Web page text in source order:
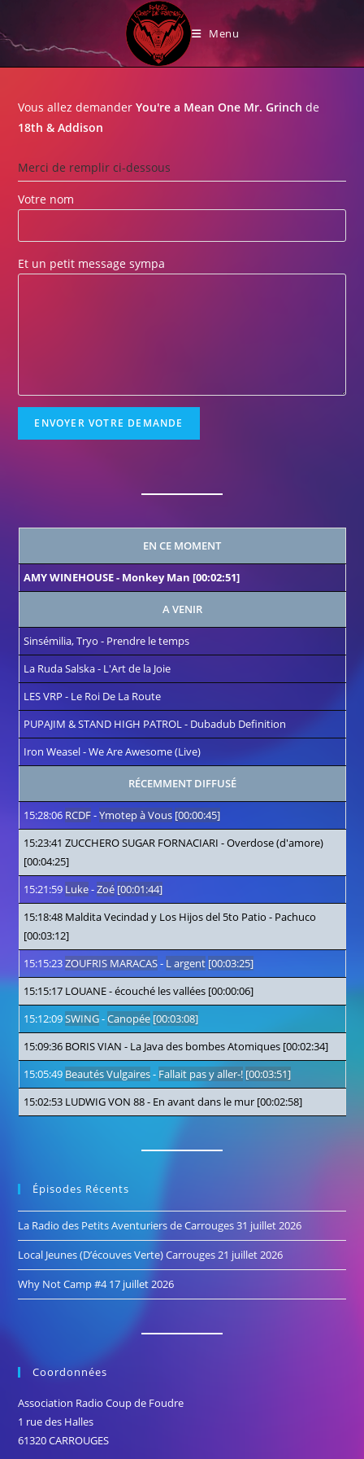
to
content
Menu
Demandez votre chanson !
Vous allez demanderYou're a Mean One Mr. Grinch de
18th & Addison
Merci de remplir ci-dessous
Votre nom
Et un petit message sympa
EN CE MOMENT
AMY WINEHOUSE- Monkey Man [00:02:51]
A VENIR
Sinsémilia, Tryo - Prendre le temps
La Ruda Salska- L'Art de la Joie
LES VRP - Le Roi De La Route
PUPAJIM & STAND HIGH PATROL- Dubadub Definition
Iron Weasel-We Are Awesome (Live)
RÉCEMMENT DIFFUSÉ
15:28:06 RCDF-Ymotep à Vous [00:00:45]
15:23:41 ZUCCHERO SUGAR FORNACIARI -Overdose (d'amore)
[00:04:25]
15:21:59 Luke-Zoé [00:01:44]
15:18:48 Maldita Vecindad y Los Hijos del 5to Patio - Pachuco
[00:03:12]
15:15:23ZOUFRIS MARACAS- L argent [00:03:25]
15:15:17 LOUANE-écouché les vallées [00:00:06]
15:12:09SWING-Canopée [00:03:08]
15:09:36 BORIS VIAN - La Java des bombes Atomiques [00:02:34]
15:05:49 Beautés Vulgaires- Fallait pas y aller-! [00:03:51]
15:02:53 LUDWIG VON 88- En avant dans le mur [00:02:58]
Épisodes Récents
La Radio des Petits Aventuriers de Carrouges31 juillet 2026
Local Jeunes (D’écouves Verte) Carrouges21 juillet 2026
Why Not Camp #417 juillet 2026
Coordonnées
Association Radio Coup de Foudre
1 rue des Halles
61320 CARROUGES